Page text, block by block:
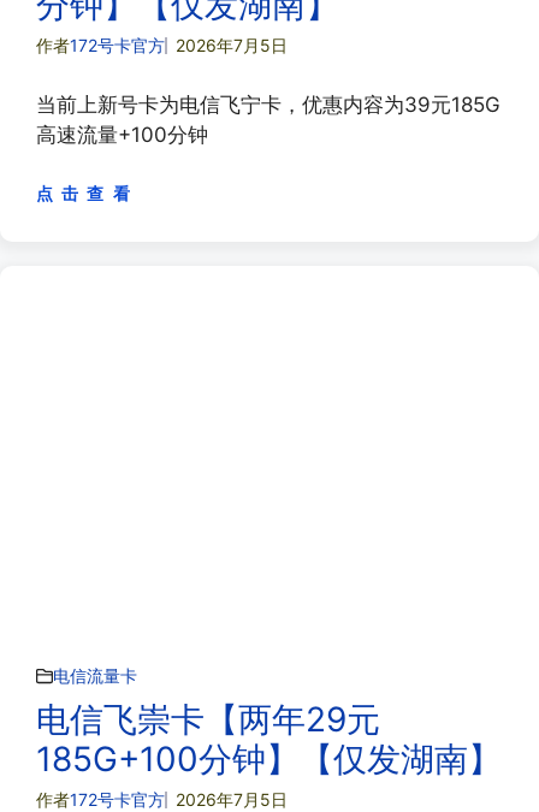
作者172号卡官方 2026年7月5日
当前上新号卡为电信飞宁卡，优惠内容为39元185G
高速流量+100分钟
点 击 查 看
电信流量卡
电信飞崇卡【两年29元
185G+100分钟】【仅发湖南】
作者172号卡官方 2026年7月5日